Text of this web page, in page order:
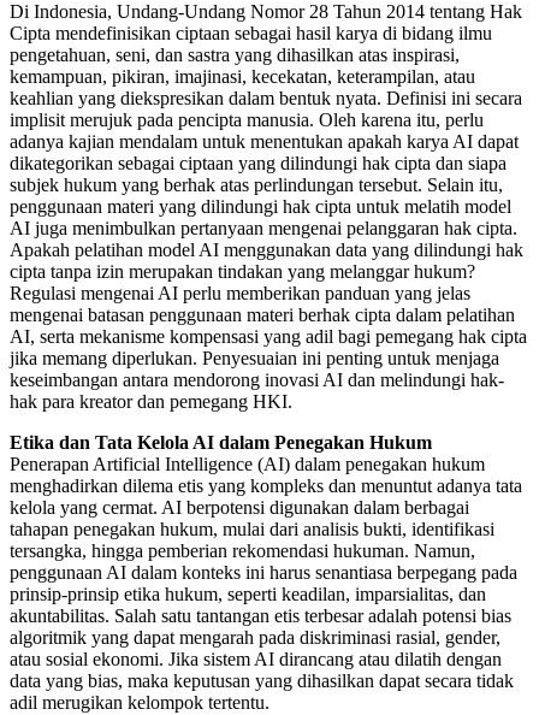
Di Indonesia, Undang-Undang Nomor 28 Tahun 2014 tentang Hak
Cipta mendefinisikan ciptaan sebagai hasil karya di bidang ilmu
pengetahuan, seni, dan sastra yang dihasilkan atas inspirasi,
kemampuan, pikiran, imajinasi, kecekatan, keterampilan, atau
keahlian yang diekspresikan dalam bentuk nyata. Definisi ini secara
implisit merujuk pada pencipta manusia. Oleh karena itu, perlu
adanya kajian mendalam untuk menentukan apakah karya AI dapat
dikategorikan sebagai ciptaan yang dilindungi hak cipta dan siapa
subjek hukum yang berhak atas perlindungan tersebut. Selain itu,
penggunaan materi yang dilindungi hak cipta untuk melatih model
AI juga menimbulkan pertanyaan mengenai pelanggaran hak cipta.
Apakah pelatihan model AI menggunakan data yang dilindungi hak
cipta tanpa izin merupakan tindakan yang melanggar hukum?
Regulasi mengenai AI perlu memberikan panduan yang jelas
mengenai batasan penggunaan materi berhak cipta dalam pelatihan
AI, serta mekanisme kompensasi yang adil bagi pemegang hak cipta
jika memang diperlukan. Penyesuaian ini penting untuk menjaga
keseimbangan antara mendorong inovasi AI dan melindungi hak-
hak para kreator dan pemegang HKI.
Etika dan Tata Kelola AI dalam Penegakan Hukum
Penerapan Artificial Intelligence (AI) dalam penegakan hukum
menghadirkan dilema etis yang kompleks dan menuntut adanya tata
kelola yang cermat. AI berpotensi digunakan dalam berbagai
tahapan penegakan hukum, mulai dari analisis bukti, identifikasi
tersangka, hingga pemberian rekomendasi hukuman. Namun,
penggunaan AI dalam konteks ini harus senantiasa berpegang pada
prinsip-prinsip etika hukum, seperti keadilan, imparsialitas, dan
akuntabilitas. Salah satu tantangan etis terbesar adalah potensi bias
algoritmik yang dapat mengarah pada diskriminasi rasial, gender,
atau sosial ekonomi. Jika sistem AI dirancang atau dilatih dengan
data yang bias, maka keputusan yang dihasilkan dapat secara tidak
adil merugikan kelompok tertentu.